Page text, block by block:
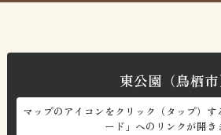
東公園（鳥栖市
マップのアイコンをクリック（タップ）
ード」へのリンクが開き